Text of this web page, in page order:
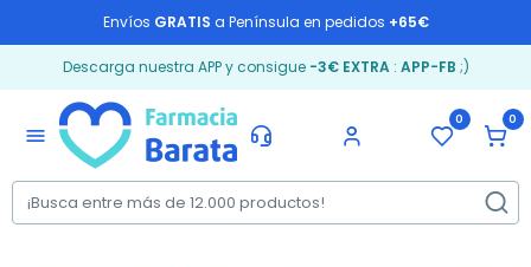
Envíos GRATIS a Península en pedidos +65€
Descarga nuestra APP y consigue -3€ EXTRA: APP-FB ;)
menu
0 0